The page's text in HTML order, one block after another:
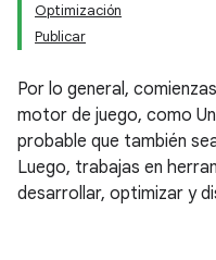
Optimización
Publicar
Por lo general,
motor de juego, como
probable que también
Luego, trabajas en
desarrollar, optimizar y